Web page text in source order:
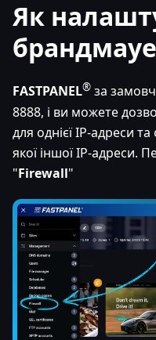
Як
FASTPANEL® за
8888, і ви можете
для однієї IP-адреси
якої іншої IP-адреси.
"Firewall"